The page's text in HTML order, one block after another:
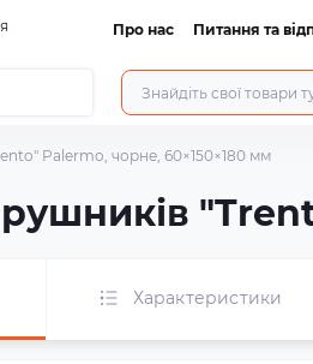
Про нас Питання та
Palermo, чорне, 60×150×180 мм
Характеристики